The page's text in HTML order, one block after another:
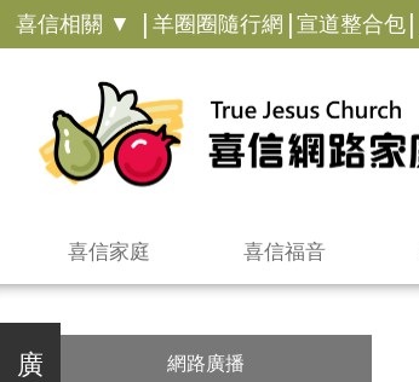
喜信相關 ▼ | 羊圈圈隨行網 | 宣道整合包 |
喜信家庭 喜信福音
廣
網路廣播